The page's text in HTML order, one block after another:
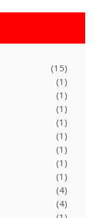
(15)
(1)
(1)
(1)
(1)
(1)
(1)
(1)
(1)
(4)
(4)